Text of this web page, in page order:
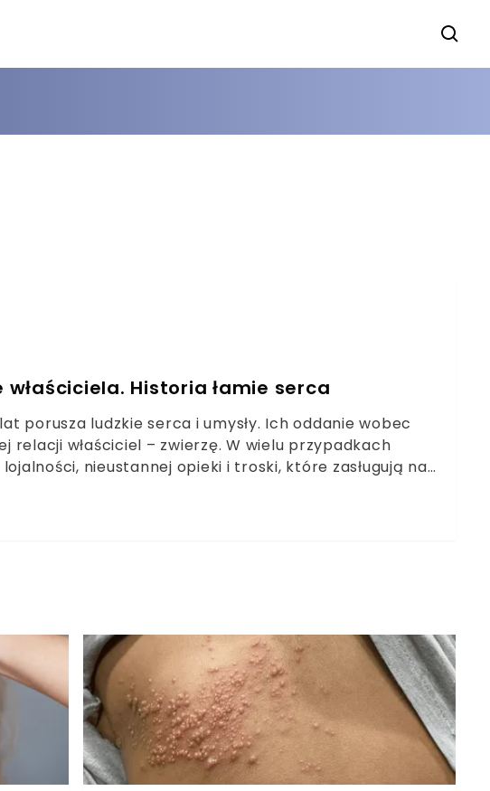
Historia łamie serca
porusza ludzkie serca i umysły. Ich oddanie wobec
relacji właściciel – zwierzę. W wielu przypadkach
nieustannej opieki i troski, które zasługują na